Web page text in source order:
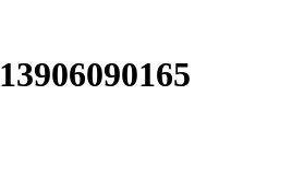
13906090165